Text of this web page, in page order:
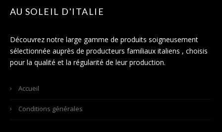
AU SOLEIL D'ITALIE
Découvrez notre large gamme de produits soigneusement
sélectionnée auprès de producteurs familiaux italiens , choisis
pour la qualité et la régularité de leur production.
Accueil
Conditions générales